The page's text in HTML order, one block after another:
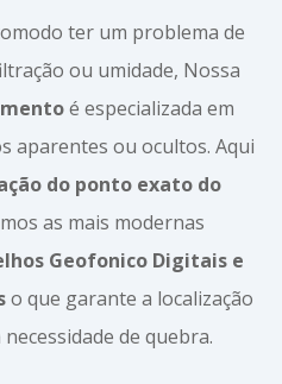
ter um problema de
ou umidade, Nossa
é especializada em
aparentes ou ocultos. Aqui
do ponto exato do
as mais modernas
Geofonico Digitais e
o que garante a localização
de quebra.